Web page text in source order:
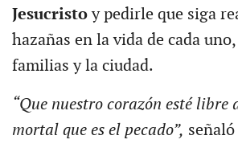
Jesucristoy pedirle que siga
hazañas en la vida de cada
familias y la ciudad.
“Que nuestro corazón esté libre
mortal que es el pecado”,